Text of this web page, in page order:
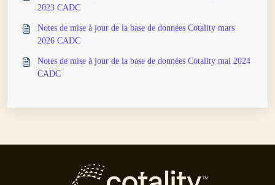
2023 CADC
Notes de mise à jour de la base de données Cotality mars
2026 CADC
Notes de mise à jour de la base de données Cotality mai 2024
CADC